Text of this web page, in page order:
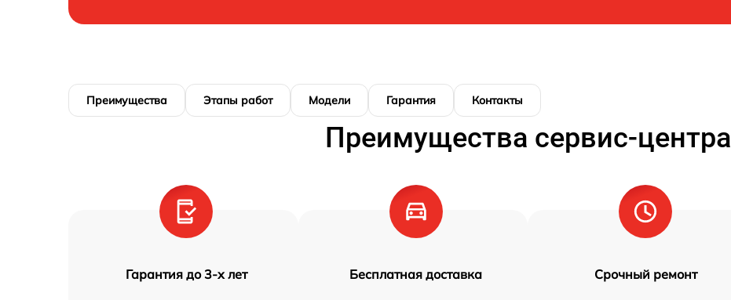
Преимущества Этапы работ Модели Гарантия Контакты
Преимущества сервис-центра
Гарантия до 3-х лет Бесплатная доставка Срочный ремонт